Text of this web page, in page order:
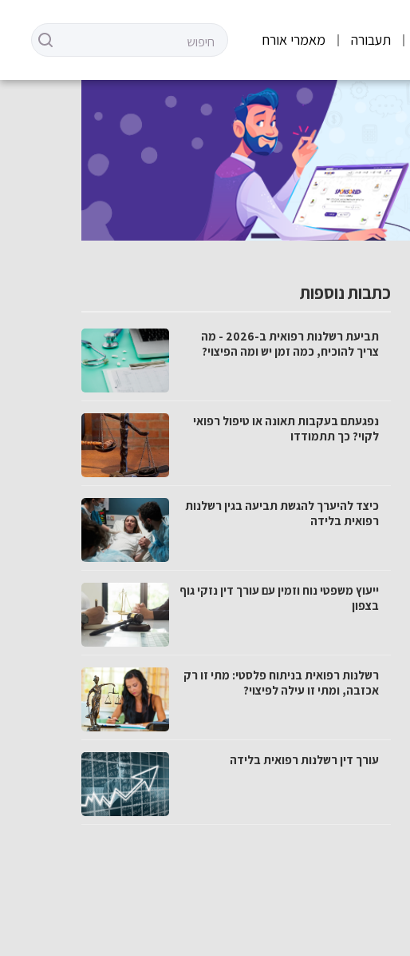
תעבורה מאמרי אורח
כתבות נוספות
תביעת רשלנות רפואית ב-2026 - מה
צריך להוכיח, כמה זמן יש ומה הפיצוי?
נפגעתם בעקבות תאונה או טיפול רפואי
לקוי? כך תתמודדו
כיצד להיערך להגשת תביעה בגין רשלנות
רפואית בלידה
ייעוץ משפטי נוח וזמין עם עורך דין נזקי גוף
בצפון
רשלנות רפואית בניתוח פלסטי: מתי זו רק
אכזבה, ומתי זו עילה לפיצוי?
עורך דין רשלנות רפואית בלידה